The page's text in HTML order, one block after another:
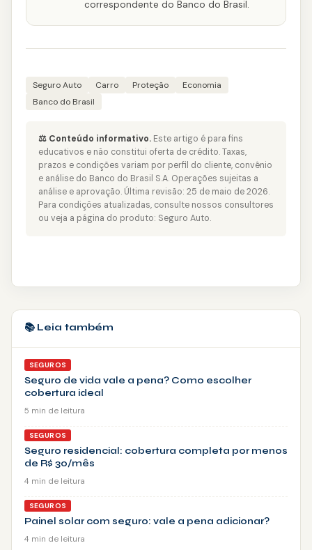
correspondente do Banco do Brasil.
Seguro Auto Carro Proteção
Economia
Banco do Brasil
⚖️ Conteúdo informativo.Este artigo é para fins
educativos e não constitui oferta de crédito. Taxas,
prazos e condições variam por perfil do cliente, convênio
e análise do Banco do Brasil S.A. Operações sujeitas a
análise e aprovação. Última revisão: 25 de maio de 2026.
Para condições atualizadas, consulte nossos consultores
ou veja a página do produto: Seguro Auto.
📚 Leia também
SEGUROS
Seguro de vida vale a pena? Como escolher
cobertura ideal
5 min de leitura
SEGUROS
Seguro residencial: cobertura completa por menos
de R$ 30/mês
4 min de leitura
SEGUROS
Painel solar com seguro: vale a pena adicionar?
4 min de leitura